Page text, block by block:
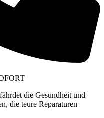
die Gesundheit und
die teure Reparaturen